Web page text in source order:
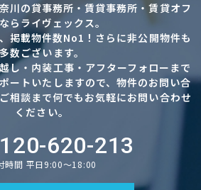
川の貸事務所・賃貸事務所・賃貸オフ
らライヴェックス。
掲載物件数No1！さらに非公開物件も
多数ございます。
し・内装工事・アフターフォローまで
ートいたしますので、物件のお問い合
相談まで何でもお気軽にお問い合わせ
ください。
620-213
時間 平日9:00～18:00